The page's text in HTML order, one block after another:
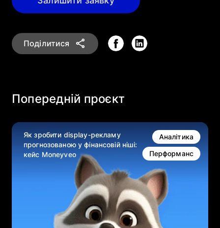
Поділитися
Попередній проєкт
Як зробити display-рекламу
прогнозованою у фінансовій ніші:
кейс Moneyveo
Аналітика
Перформанс